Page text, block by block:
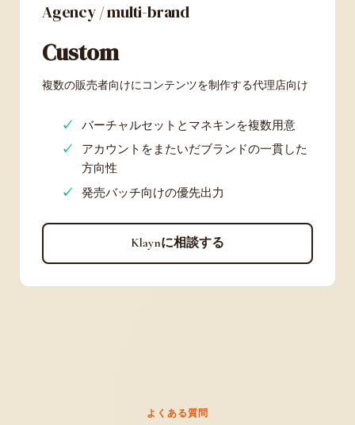
Agency / multi-brand
Custom
複数の販売者向けにコンテンツを制作する代理店向け
バーチャルセットとマネキンを複数用意
アカウントをまたいだブランドの一貫した
方向性
発売バッチ向けの優先出力
Klaynに相談する
よくある質問